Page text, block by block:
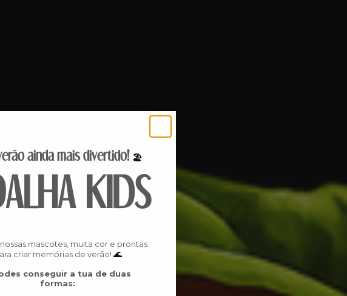
ainda mais divertido! 🏖️
KIDS
mascotes, muita cor e prontas
criar memórias de verão! 🌊
conseguir a tua de duas
formas: